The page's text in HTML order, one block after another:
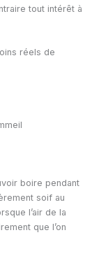
tout intérêt à
réels de
boire pendant
soif au
l’air de la
que l’on